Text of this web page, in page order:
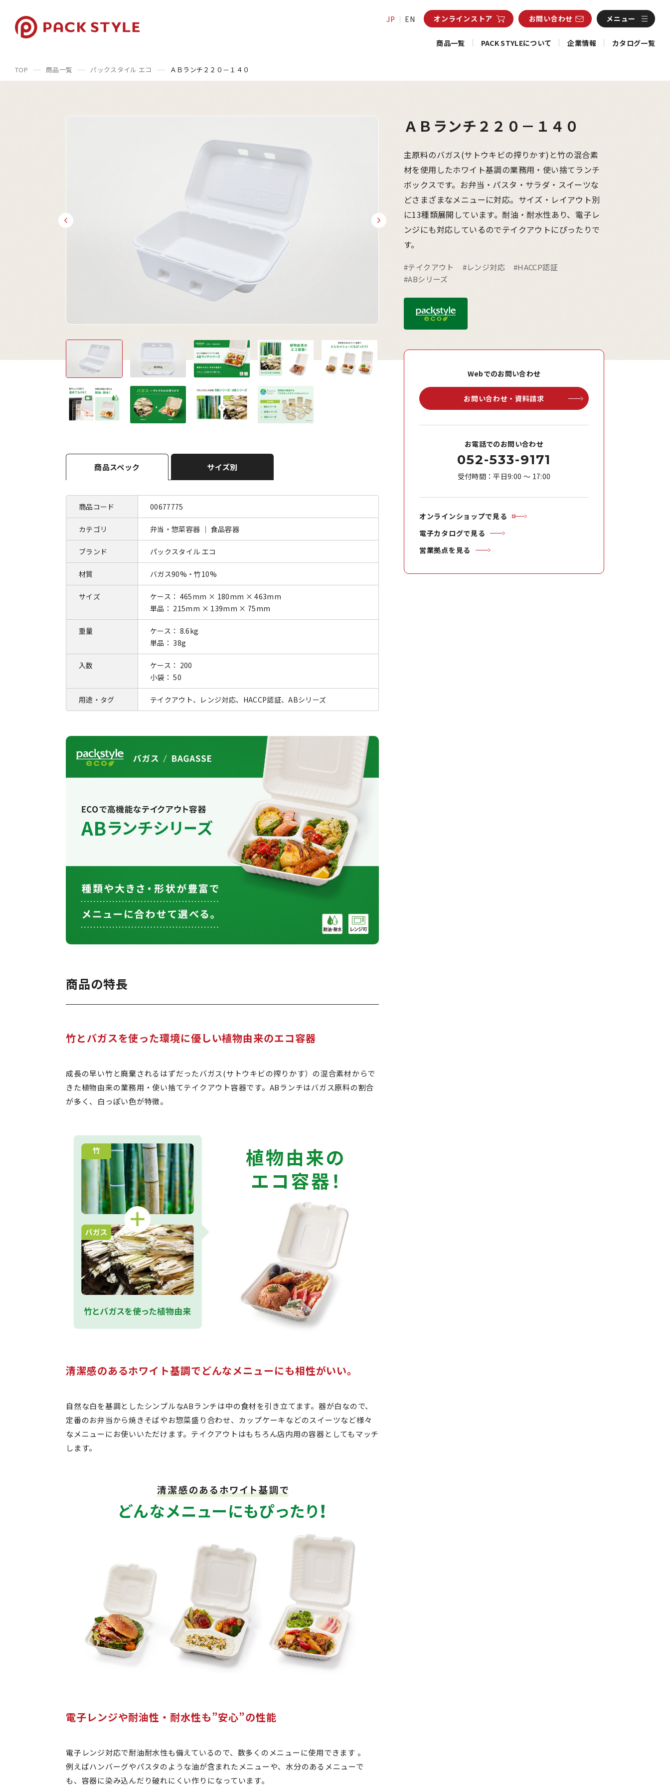
JP EN オンラインストア お問い合わせ メニュー
商品一覧 PACK STYLEについて 企業情報 カタログ一覧
TOP 商品一覧 パックスタイル エコ ＡＢランチ２２０－１４０
商品スペック サイズ別
商品コード 00677775
カテゴリ 弁当・惣菜容器 ｜ 食品容器
ブランド パックスタイル エコ
材質 バガス90%・竹10%
サイズ
ケース： 465mm × 180mm × 463mm
単品： 215mm × 139mm × 75mm
重量
ケース： 8.6kg
単品： 38g
入数
ケース： 200
小袋： 50
用途・タグ テイクアウト、レンジ対応、HACCP認証、ABシリーズ
商品の特長
竹とバガスを使った環境に優しい植物由来のエコ容器
成長の早い竹と廃棄されるはずだったバガス(サトウキビの搾りかす）の混合素材からで
きた植物由来の業務用・使い捨てテイクアウト容器です。ABランチはバガス原料の割合
が多く、白っぽい色が特徴。
清潔感のあるホワイト基調でどんなメニューにも相性がいい。
自然な白を基調としたシンプルなABランチは中の食材を引き立てます。器が白なので、
定番のお弁当から焼きそばやお惣菜盛り合わせ、カップケーキなどのスイーツなど様々
なメニューにお使いいただけます。テイクアウトはもちろん店内用の容器としてもマッチ
します。
電子レンジや耐油性・耐水性も”安心”の性能
電子レンジ対応で耐油耐水性も備えているので、数多くのメニューに使用できます 。
例えばハンバーグやパスタのような油が含まれたメニューや、水分のあるメニューで
も、容器に染み込んだり破れにくい作りになっています。
ＡＢランチ２２０－１４０
主原料のバガス(サトウキビの搾りかす)と竹の混合素
材を使用したホワイト基調の業務用・使い捨てランチ
ボックスです。お弁当・パスタ・サラダ・スイーツな
どさまざまなメニューに対応。サイズ・レイアウト別
に13種類展開しています。耐油・耐水性あり、電子レ
ンジにも対応しているのでテイクアウトにぴったりで
す。
#テイクアウト #レンジ対応
#HACCP認証
#ABシリーズ
Webでのお問い合わせ
お問い合わせ・資料請求
お電話でのお問い合わせ
052-533-9171
受付時間：平日9:00 ～ 17:00
オンラインショップで見る
電子カタログで見る
営業拠点を見る